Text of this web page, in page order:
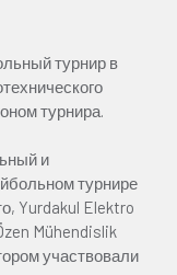
турнир в
турнира.
и
турнире
Yurdakul Elektro
Mühendislik
участвовали